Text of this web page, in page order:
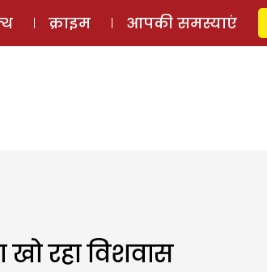
ऑडियो स्टोरी लॉग इन ⚲
क्राइम आपकी समस्याएं
रहा विशवास